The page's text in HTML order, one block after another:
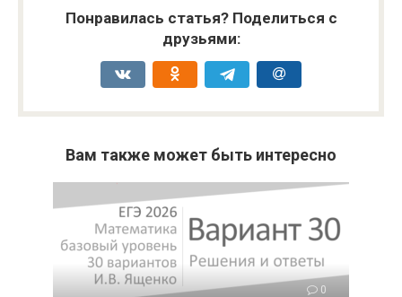
Понравилась статья? Поделиться с
друзьями:
Вам также может быть интересно
0